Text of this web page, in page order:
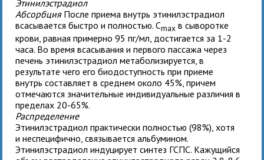
Этинилэстрадиол
АбсорбцияПосле приема внутрь этинилэстрадиол
всасывается быстро и полностью. Cmaxв сыворотке
крови, равная примерно 95 пг/мл, достигается за 1-2
часа. Во время всасывания и первого пассажа через
печень этинилэстрадиол метаболизируется, в
результате чего его биодоступность при приеме
внутрь составляет в среднем около 45%, причем
отмечаются значительные индивидуальные различия в
пределах 20-65%.
Распределение
Этинилэстрадиол практически полностью (98%), хотя
и неспецифично, связывается альбумином.
Этинилэстрадиол индуцирует синтез ГСПС. Кажущийся